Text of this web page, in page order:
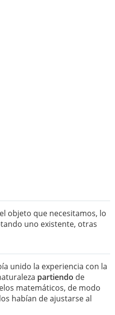
objeto que necesitamos, lo
uno existente, otras
unido la experiencia con la
partiendo de
matemáticos, de modo
habían de ajustarse al